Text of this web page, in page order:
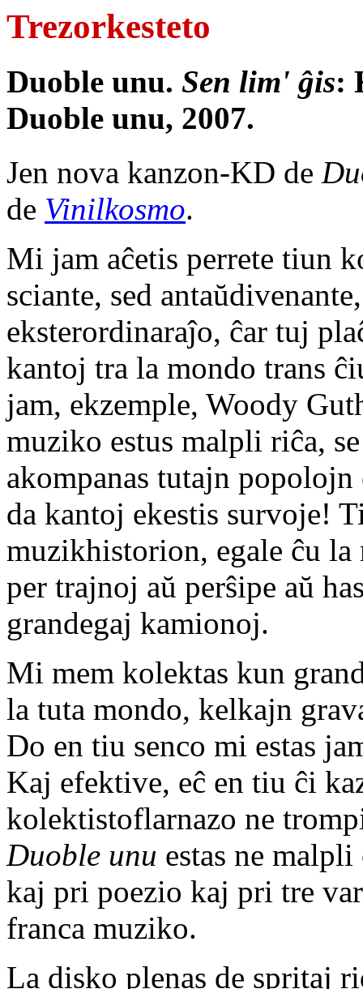
Trezorkesteto
Duoble unu. Sen lim' ĝis:
Duoble unu, 2007.
Jen nova kanzon-KD de
de Vinilkosmo.
Mi jam aĉetis perrete tiun
sciante, sed
eksterordinaraĵo, ĉar tuj
kantoj tra la mondo trans
jam, ekzemple, Woody
muziko estus malpli riĉa,
akompanas tutajn
da kantoj ekestis survoje!
muzikhistorion, egale ĉu
per trajnoj aŭ perŝipe aŭ
grandegaj kamionoj.
Mi mem kolektas kun
la tuta mondo, kelkajn
Do en tiu senco mi estas
Kaj efektive, eĉ en tiu ĉi
kolektistoflarnazo ne
Duoble unu estas ne
kaj pri poezio kaj pri tre
franca muziko.
La disko plenas de spritaj